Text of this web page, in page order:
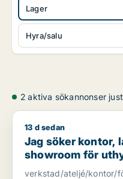
Lager
Hyra/salu
2 aktiva sökannonser
Jag söker kontor,
13 d sedan
Jag söker kontor,
showroom för
Götaland
verkstad/ateljé/kontor/